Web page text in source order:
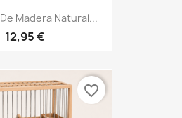
Madera Natural...
12,95 €
favorite_border